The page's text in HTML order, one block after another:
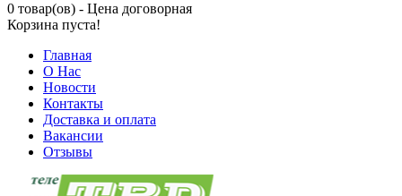
0 товар(ов) - Цена договорная
Корзина пуста!
Главная
О Нас
Новости
Контакты
Доставка и оплата
Вакансии
Отзывы